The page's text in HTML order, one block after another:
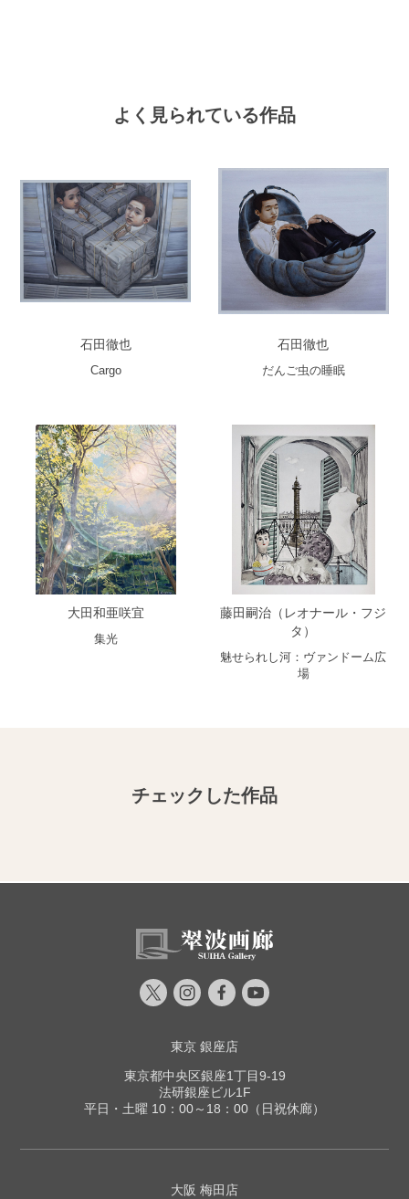
よく見られている作品
石田徹也
Cargo
石田徹也
だんご虫の睡眠
大田和亜咲宜
集光
藤田嗣治（レオナール・フジ
タ）
魅せられし河：ヴァンドーム広
場
チェックした作品
東京 銀座店
東京都中央区銀座1丁目9-19
法研銀座ビル1F
平日・土曜 10：00～18：00（日祝休廊）
大阪 梅田店